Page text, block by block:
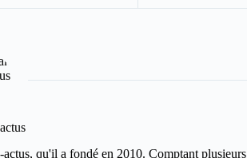
qu'il a fondé en 2010. Comptant plusieurs